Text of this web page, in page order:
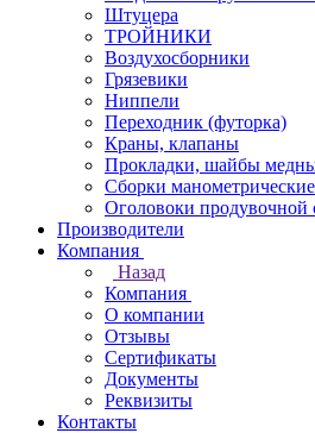
Штуцера
ТРОЙНИКИ
Воздухосборники
Грязевики
Ниппели
Переходник (футорка)
Краны, клапаны
Прокладки, шайбы
Сборки
Оголовоки продувочной
Производители
Компания
Назад
Компания
О компании
Отзывы
Сертификаты
Документы
Реквизиты
Контакты